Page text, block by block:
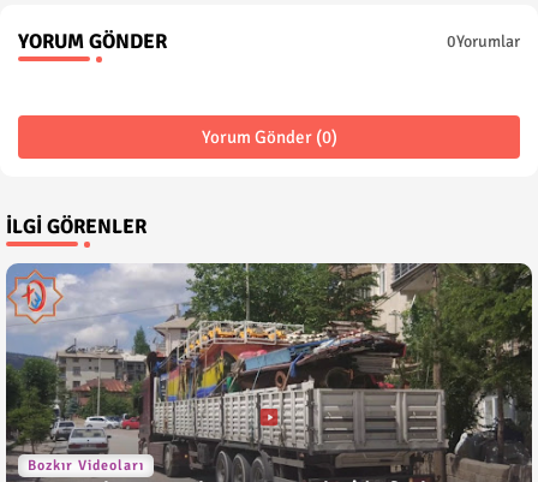
YORUM GÖNDER 0Yorumlar
Yorum Gönder (0)
İLGI GÖRENLER
Bozkır Videoları